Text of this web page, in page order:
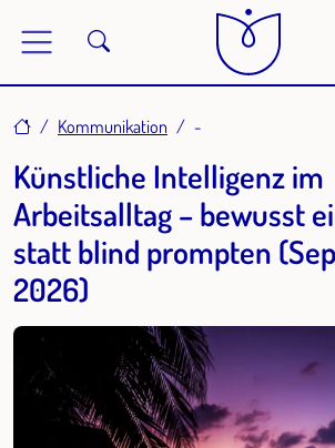
HomeKommunikation -
Künstliche Intelligenz im
Arbeitsalltag – bewusst
statt blind prompten
2026)